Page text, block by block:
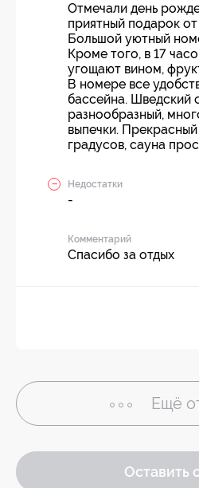
Отмечали день
приятный подарок
Большой уютный
Кроме того, в 17
угощают вином,
В номере все
бассейна. Шведский
разнообразный,
выпечки.
градусов, сауна
Недостатки
-
Комментарий
Спасибо за отдых
Ещё
Оставить